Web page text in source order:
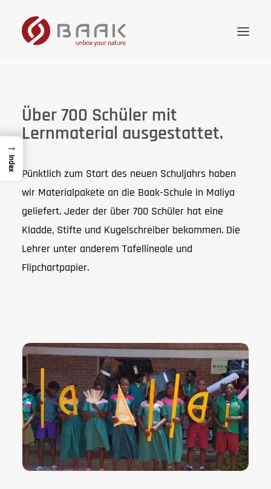
Kollektion
Unternehmen
Händler
Kontakt
Über 700 Schüler mit
Lernmaterial ausgestattet.
Pünktlich zum Start des neuen Schuljahrs haben
wir Materialpakete an die Baak-Schule in Maliya
geliefert. Jeder der über 700 Schüler hat eine
Kladde, Stifte und Kugelschreiber bekommen. Die
Lehrer unter anderem Tafellineale und
Flipchartpapier.
→
Index